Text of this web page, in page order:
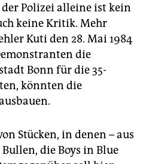
Polizei alleine ist kein
keine Kritik. Mehr
Kuti den 28. Mai 1984
die
Bonn für die 35-
könnten die
Stücken, in denen – aus
die Boys in Blue